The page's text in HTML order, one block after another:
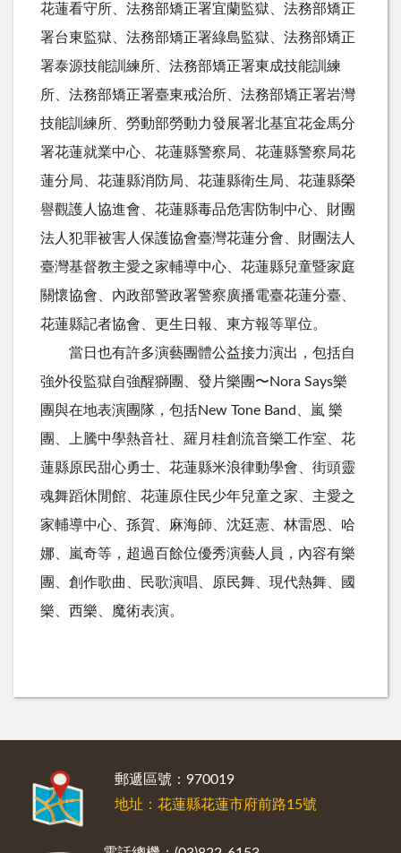
花蓮看守所、法務部矯正署宜蘭監獄、法務部矯正
署台東監獄、法務部矯正署綠島監獄、法務部矯正
署泰源技能訓練所、法務部矯正署東成技能訓練
所、法務部矯正署臺東戒治所、法務部矯正署岩灣
技能訓練所、勞動部勞動力發展署北基宜花金馬分
署花蓮就業中心、花蓮縣警察局、花蓮縣警察局花
蓮分局、花蓮縣消防局、花蓮縣衛生局、花蓮縣榮
譽觀護人協進會、花蓮縣毒品危害防制中心、財團
法人犯罪被害人保護協會臺灣花蓮分會、財團法人
臺灣基督教主愛之家輔導中心、花蓮縣兒童暨家庭
關懷協會、內政部警政署警察廣播電臺花蓮分臺、
花蓮縣記者協會、更生日報、東方報等單位。
當日也有許多演藝團體公益接力演出，包括自
強外役監獄自強醒獅團、發片樂團〜Nora Says樂
團與在地表演團隊，包括New Tone Band、嵐 樂
團、上騰中學熱音社、羅月桂創流音樂工作室、花
蓮縣原民甜心勇士、花蓮縣米浪律動學會、街頭靈
魂舞蹈休閒館、花蓮原住民少年兒童之家、主愛之
家輔導中心、孫賀、麻海師、沈廷憲、林雷恩、哈
娜、嵐奇等，超過百餘位優秀演藝人員，內容有樂
團、創作歌曲、民歌演唱、原民舞、現代熱舞、國
樂、西樂、魔術表演。
郵遞區號：970019
地址：花蓮縣花蓮市府前路15號